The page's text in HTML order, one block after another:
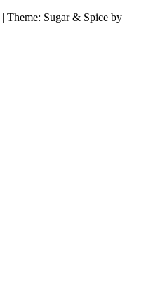
| Theme: Sugar & Spice by